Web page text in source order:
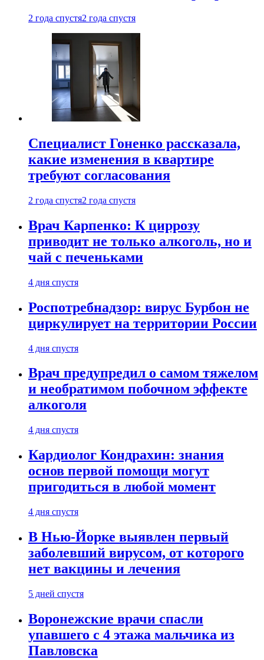
2 года спустя2 года спустя
Специалист Гоненко рассказала,
какие изменения в квартире
требуют согласования
2 года спустя2 года спустя
Врач Карпенко: К циррозу
приводит не только алкоголь, но и
чай с печеньками
4 дня спустя
Роспотребнадзор: вирус Бурбон не
циркулирует на территории России
4 дня спустя
Врач предупредил о самом тяжелом
и необратимом побочном эффекте
алкоголя
4 дня спустя
Кардиолог Кондрахин: знания
основ первой помощи могут
пригодиться в любой момент
4 дня спустя
В Нью-Йорке выявлен первый
заболевший вирусом, от которого
нет вакцины и лечения
5 дней спустя
Воронежские врачи спасли
упавшего с 4 этажа мальчика из
Павловска